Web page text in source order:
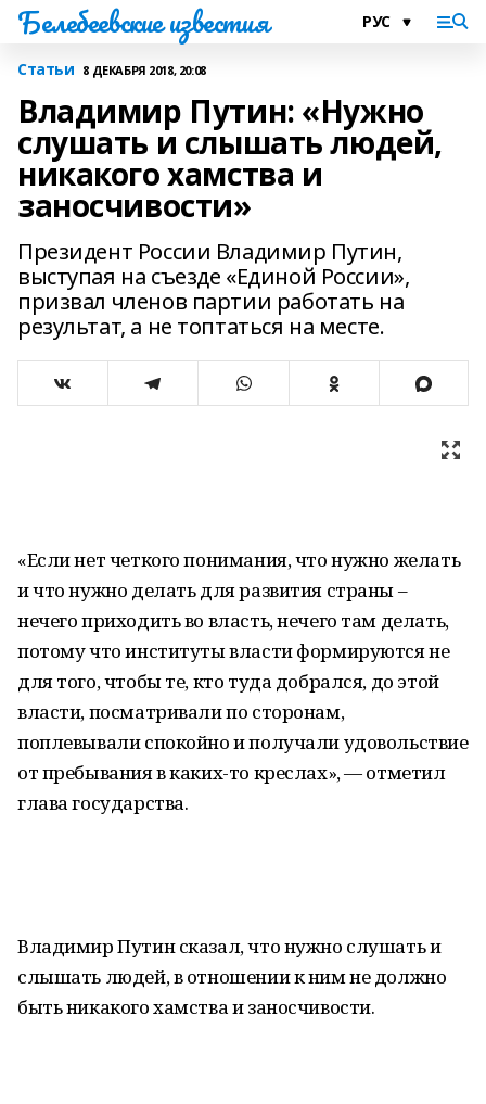
Белебеевские известия
Статьи 8 ДЕКАБРЯ 2018, 20:08
Владимир Путин: «Нужно
слушать и слышать людей,
никакого хамства и
заносчивости»
Президент России Владимир Путин,
выступая на съезде «Единой России»,
призвал членов партии работать нa
результат, а не топтаться нa месте.
«Если нет четкого понимания, что нужно желать
и что нужно делать для развития страны –
нечего приходить во власть, нечего там делать,
потому что институты власти формируются не
для того, чтобы те, кто туда добрался, до этой
власти, посматривали по сторонам,
поплевывали спокойно и получали удовольствие
от пребывания в каких-то креслах», — отметил
глава государства.
Владимир Путин сказал, что нужно слушать и
слышать людей, в отношении к ним не должно
быть никакого хамства и заносчивости.